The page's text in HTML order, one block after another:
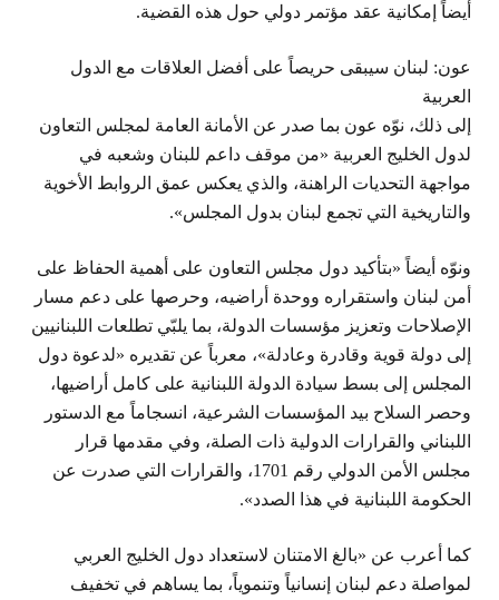
أيضاً إمكانية عقد مؤتمر دولي حول هذه القضية.
عون: لبنان سيبقى حريصاً على أفضل العلاقات مع الدول
العربية
إلى ذلك، نوّه عون بما صدر عن الأمانة العامة لمجلس التعاون
لدول الخليج العربية «من موقف داعم للبنان وشعبه في
مواجهة التحديات الراهنة، والذي يعكس عمق الروابط الأخوية
والتاريخية التي تجمع لبنان بدول المجلس».
ونوّه أيضاً «بتأكيد دول مجلس التعاون على أهمية الحفاظ على
أمن لبنان واستقراره ووحدة أراضيه، وحرصها على دعم مسار
الإصلاحات وتعزيز مؤسسات الدولة، بما يلبّي تطلعات اللبنانيين
إلى دولة قوية وقادرة وعادلة»، معرباً عن تقديره «لدعوة دول
المجلس إلى بسط سيادة الدولة اللبنانية على كامل أراضيها،
وحصر السلاح بيد المؤسسات الشرعية، انسجاماً مع الدستور
اللبناني والقرارات الدولية ذات الصلة، وفي مقدمها قرار
مجلس الأمن الدولي رقم 1701، والقرارات التي صدرت عن
الحكومة اللبنانية في هذا الصدد».
كما أعرب عن «بالغ الامتنان لاستعداد دول الخليج العربي
لمواصلة دعم لبنان إنسانياً وتنموياً، بما يساهم في تخفيف